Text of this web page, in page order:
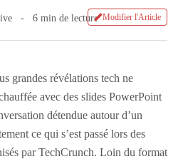
6 min de lecture Modifier l'Article
grandes révélations tech ne
avec des slides PowerPoint
détendue autour d’un
ce qui s’est passé lors des
par TechCrunch. Loin du format